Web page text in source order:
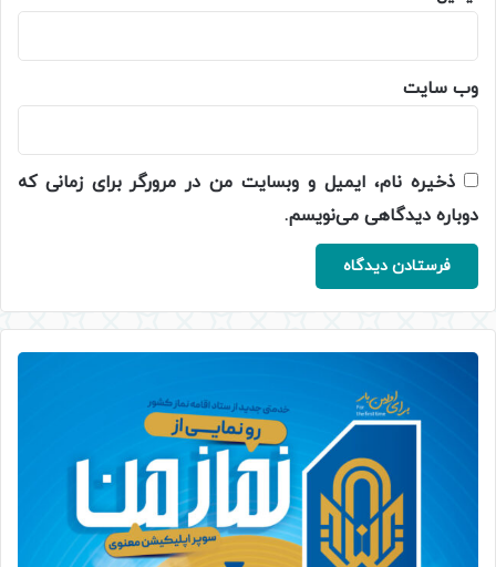
وب‌ سایت
ذخیره نام، ایمیل و وبسایت من در مرورگر برای زمانی که
دوباره دیدگاهی می‌نویسم.